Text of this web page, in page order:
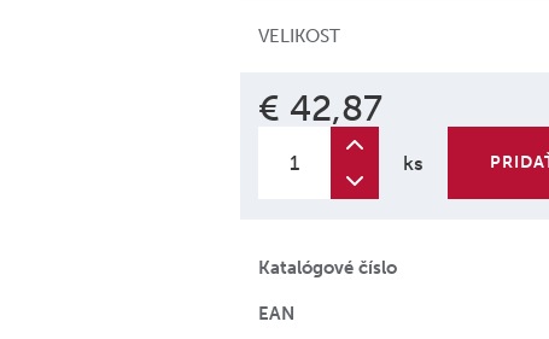
VELIKOST
€ 42,87
ks
Katalógové číslo
EAN